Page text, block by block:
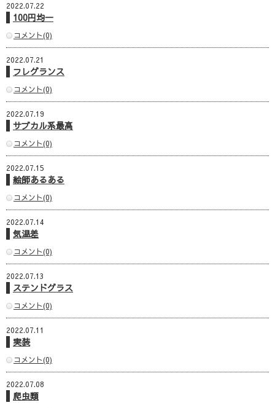
2022.07.22
100円均一
コメント(0)
2022.07.21
フレグランス
コメント(0)
2022.07.19
サブカル系最高
コメント(0)
2022.07.15
絵師あるある
コメント(0)
2022.07.14
気温差
コメント(0)
2022.07.13
ステンドグラス
コメント(0)
2022.07.11
実装
コメント(0)
2022.07.08
爬虫類